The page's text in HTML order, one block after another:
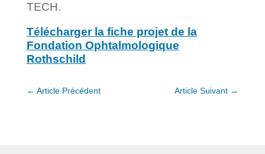
TECH.
Télécharger la fiche projet de la
Fondation Ophtalmologique
Rothschild
← Article Précédent Article Suivant →